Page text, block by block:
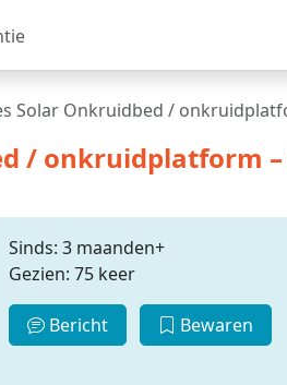
Solar Onkruidbed /
/ onkruidplatform
Sinds: 3 maanden+
Gezien: 75 keer
Bericht Bewaren